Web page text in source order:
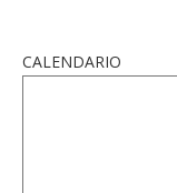
CALENDARIO